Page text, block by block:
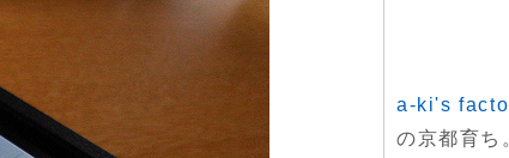
a-ki's
の京都育ち